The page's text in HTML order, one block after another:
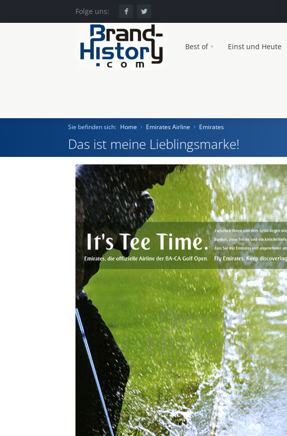
Folge uns:
Best of Einst und Heute
Home
Einst und Heute
Marken
Konzerne
Epoche
Sie befinden sich: Home Emirates Airline Emirates
Das ist meine Lieblingsmarke!